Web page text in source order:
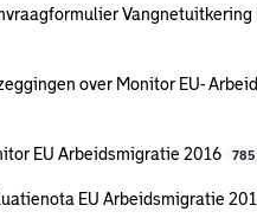
over Monitor EU-
EU Arbeidsmigratie 2016 785
EU Arbeidsmigratie